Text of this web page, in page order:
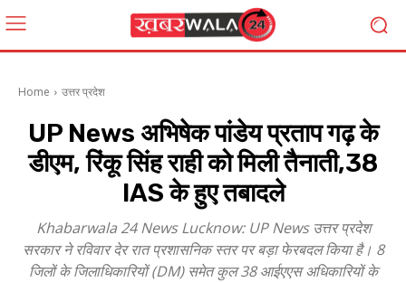
Home उत्तर प्रदेश
UP News अभिषेक पांडेय प्रताप गढ़ के
डीएम, रिंकू सिंह राही को मिली तैनाती,38
IAS के हुए तबादले
Khabarwala 24 News Lucknow: UP News उत्तर प्रदेश
सरकार ने रविवार देर रात प्रशासनिक स्तर पर बड़ा फेरबदल किया है। 8
जिलों के जिलाधिकारियों (DM) समेत कुल 38 आईएएस अधिकारियों के